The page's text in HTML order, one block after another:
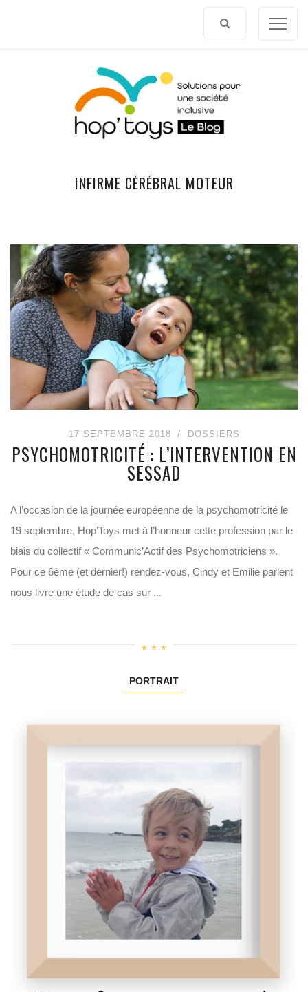
INFIRME CÉRÉBRAL MOTEUR
17 SEPTEMBRE 2018 DOSSIERS
PSYCHOMOTRICITÉ : L’INTERVENTION EN
SESSAD
A l’occasion de la journée européenne de la psychomotricité le
19 septembre, Hop’Toys met à l’honneur cette profession par le
biais du collectif « Communic’Actif des Psychomotriciens ».
Pour ce 6ème (et dernier!) rendez-vous, Cindy et Emilie parlent
nous livre une étude de cas sur ...
PORTRAIT